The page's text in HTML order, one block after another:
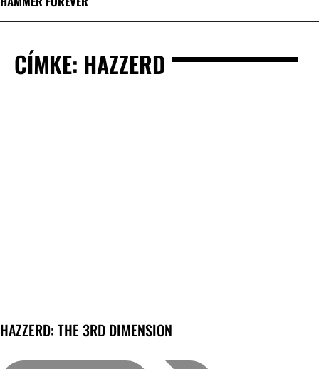
CÍMKE: HAZZERD
HAZZERD: THE 3RD DIMENSION